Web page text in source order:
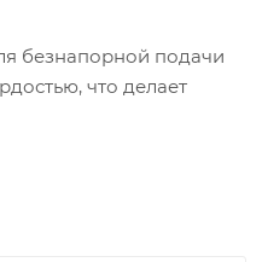
безнапорной подачи
что делает